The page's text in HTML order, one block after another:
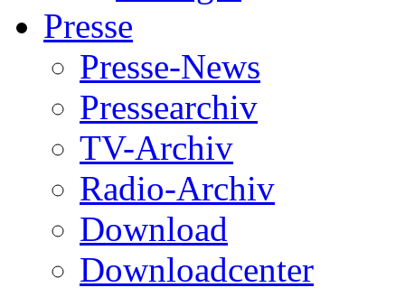
Presse
Presse-News
Pressearchiv
TV-Archiv
Radio-Archiv
Download
Downloadcenter